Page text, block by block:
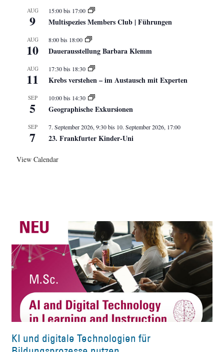
AUG
9
15:00bis 17:00
Multispezies Members Club | Führungen
AUG
10
8:00bis 18:00
Dauerausstellung Barbara Klemm
AUG
11
17:30bis 18:30
Krebs verstehen – im Austausch mit Experten
SEP
5
10:00bis 14:30
Geographische Exkursionen
SEP
7
7. September 2026, 9:30bis 10. September 2026, 17:00
23. Frankfurter Kinder-Uni
View Calendar
KI und digitale Technologien für